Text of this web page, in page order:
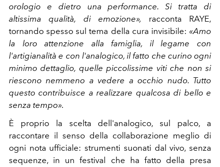
orologio e dietro una performance. Si tratta di
altissima qualità, di emozione», racconta RAYE,
tornando spesso sul tema della cura invisibile: «Amo
la loro attenzione alla famiglia, il legame con
l'artigianalità e con l'analogico, il fatto che curino ogni
minimo dettaglio, quelle piccolissime viti che non si
riescono nemmeno a vedere a occhio nudo. Tutto
questo contribuisce a realizzare qualcosa di bello e
senza tempo».
È proprio la scelta dell'analogico, sul palco, a
raccontare il senso della collaborazione meglio di
ogni nota ufficiale: strumenti suonati dal vivo, senza
sequenze, in un festival che ha fatto della presa